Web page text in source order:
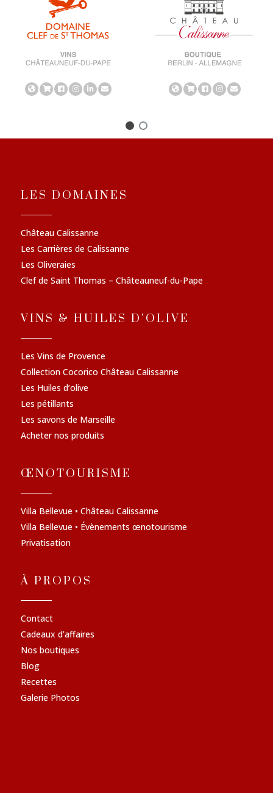
LES DOMAINES
Château Calissanne
Les Carrières de Calissanne
Les Oliveraies
Clef de Saint Thomas – Châteauneuf-du-Pape
VINS & HUILES D'OLIVE
Les Vins de Provence
Collection Cocorico Château Calissanne
Les Huiles d’olive
Les pétillants
Les savons de Marseille
Acheter nos produits
ŒNOTOURISME
Villa Bellevue • Château Calissanne
Villa Bellevue • Évènements œnotourisme
Privatisation
À PROPOS
Contact
Cadeaux d’affaires
Nos boutiques
Blog
Recettes
Galerie Photos